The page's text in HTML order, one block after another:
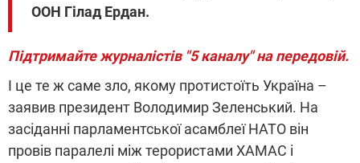
ООН Гілад Ердан.
Підтримайте журналістів "5 каналу" на передовій.
І це те ж саме зло, якому протистоїть Україна –
заявив президент Володимир Зеленський. На
засіданні парламентської асамблеї НАТО він
провів паралелі між терористами ХАМАС і